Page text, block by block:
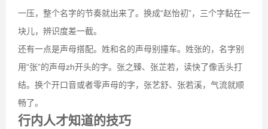
一压，整个名字的节奏就出来了。换成“赵怡初”，三个字黏在一
块儿，辨识度差一截。
还有一点是声母搭配。姓和名的声母别撞车。姓张的，名字别
用“张”的声母zh开头的字。张之臻、张芷若，读快了像舌头打
结。换个开口音或者零声母的字，张艺舒、张若溪，气流就顺
畅了。
行内人才知道的技巧